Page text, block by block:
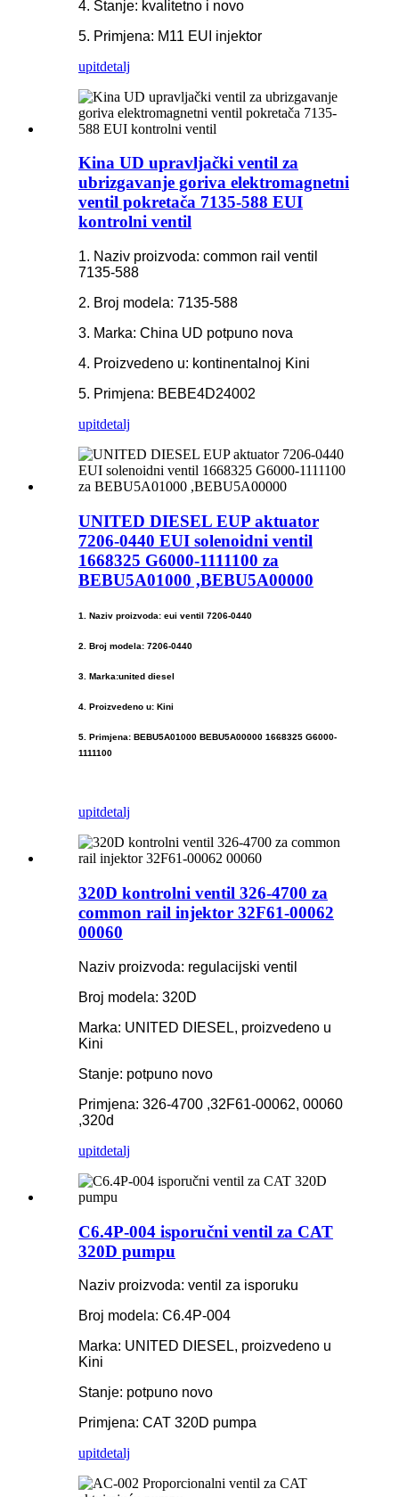
4. Stanje: kvalitetno i novo
5. Primjena: M11 EUI injektor
upitdetalj
Kina UD upravljački ventil za
ubrizgavanje goriva elektromagnetni
ventil pokretača 7135-588 EUI
kontrolni ventil
1. Naziv proizvoda: common rail ventil
7135-588
2. Broj modela: 7135-588
3. Marka: China UD potpuno nova
4. Proizvedeno u: kontinentalnoj Kini
5. Primjena: BEBE4D24002
upitdetalj
UNITED DIESEL EUP aktuator
7206-0440 EUI solenoidni ventil
1668325 G6000-1111100 za
BEBU5A01000 ,BEBU5A00000
1. Naziv proizvoda: eui ventil 7206-0440
2. Broj modela: 7206-0440
3. Marka:united diesel
4. Proizvedeno u: Kini
5. Primjena: BEBU5A01000 BEBU5A00000 1668325 G6000-
1111100
upitdetalj
320D kontrolni ventil 326-4700 za
common rail injektor 32F61-00062
00060
Naziv proizvoda: regulacijski ventil
Broj modela: 320D
Marka: UNITED DIESEL, proizvedeno u
Kini
Stanje: potpuno novo
Primjena: 326-4700 ,32F61-00062, 00060
,320d
upitdetalj
C6.4P-004 isporučni ventil za CAT
320D pumpu
Naziv proizvoda: ventil za isporuku
Broj modela: C6.4P-004
Marka: UNITED DIESEL, proizvedeno u
Kini
Stanje: potpuno novo
Primjena: CAT 320D pumpa
upitdetalj